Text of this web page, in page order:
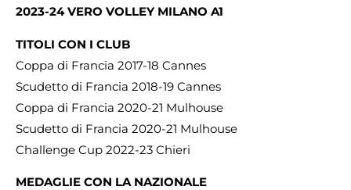
2023-24 VERO VOLLEY MILANO A1
TITOLI CON I CLUB
Coppa di Francia 2017-18 Cannes
Scudetto di Francia 2018-19 Cannes
Coppa di Francia 2020-21 Mulhouse
Scudetto di Francia 2020-21 Mulhouse
Challenge Cup 2022-23 Chieri
MEDAGLIE CON LA NAZIONALE